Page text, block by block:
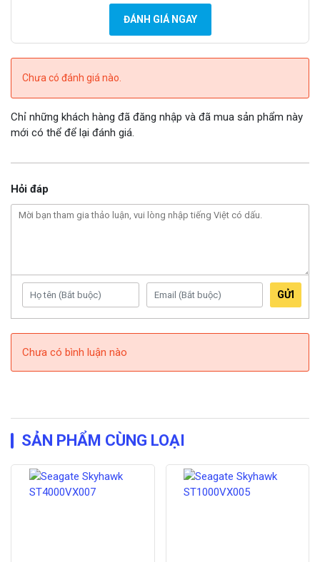
ĐÁNH GIÁ NGAY
Chưa có đánh giá nào.
Chỉ những khách hàng đã đăng nhập và đã mua sản phẩm này
mới có thể để lại đánh giá.
Hỏi đáp
GỬI
Chưa có bình luận nào
SẢN PHẨM CÙNG LOẠI